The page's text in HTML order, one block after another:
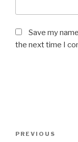
Save my
the next time I
Previous
PREVIOUS